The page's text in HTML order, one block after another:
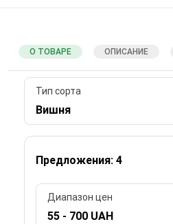
О ТОВАРЕ ОПИСАНИЕ
Тип сорта
Вишня
Предложения: 4
Диапазон цен
55 - 700 UAH